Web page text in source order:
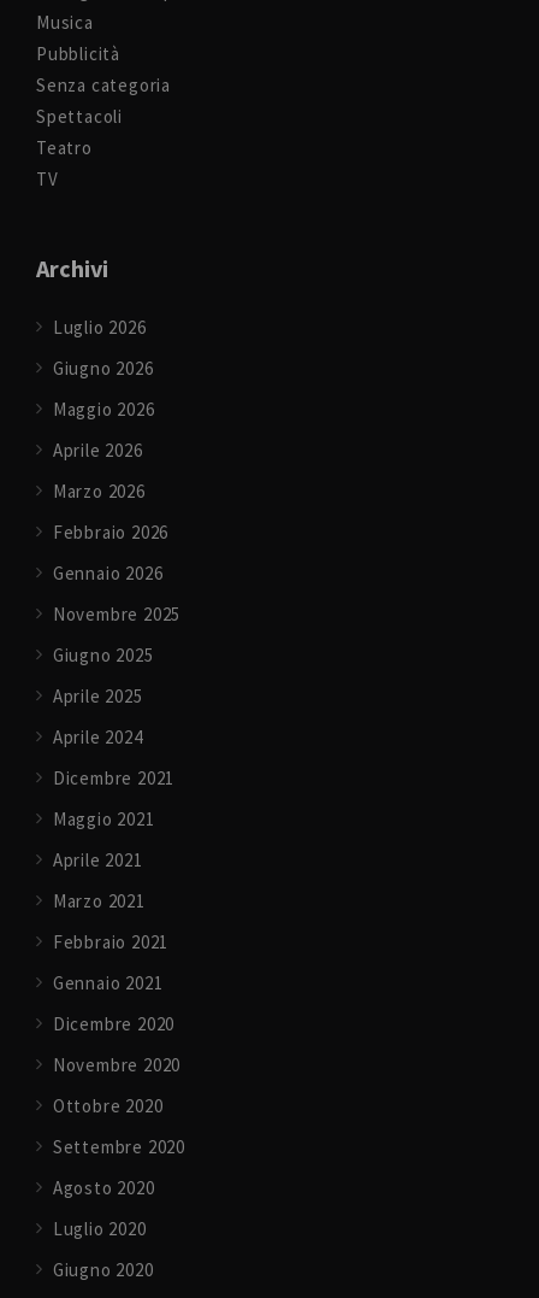
Musica
Pubblicità
Senza categoria
Spettacoli
Teatro
TV
Archivi
Luglio 2026
Giugno 2026
Maggio 2026
Aprile 2026
Marzo 2026
Febbraio 2026
Gennaio 2026
Novembre 2025
Giugno 2025
Aprile 2025
Aprile 2024
Dicembre 2021
Maggio 2021
Aprile 2021
Marzo 2021
Febbraio 2021
Gennaio 2021
Dicembre 2020
Novembre 2020
Ottobre 2020
Settembre 2020
Agosto 2020
Luglio 2020
Giugno 2020